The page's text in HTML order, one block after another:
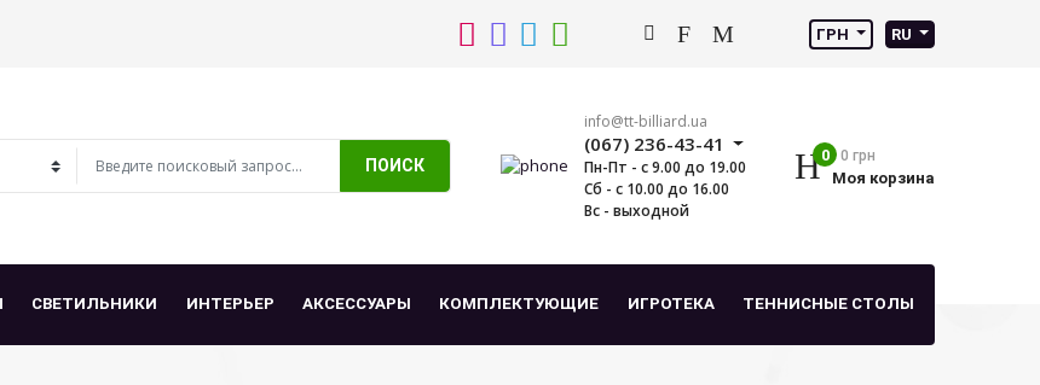
ГРН RU
ПОИСК
info@tt-billiard.ua
(067) 236-43-41
Пн-Пт - с 9.00 до 19.00
Сб - с 10.00 до 16.00
Вс - выходной
0 0 грн
Моя корзина
СВЕТИЛЬНИКИ ИНТЕРЬЕР АКСЕССУАРЫ КОМПЛЕКТУЮЩИЕ ИГРОТЕКА ТЕННИСНЫЕ СТОЛЫ